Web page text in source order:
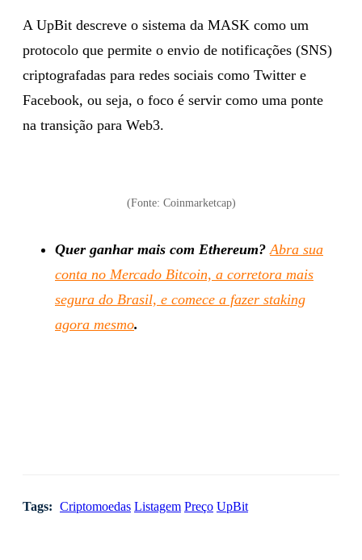
A UpBit descreve o sistema da MASK como um
protocolo que permite o envio de notificações (SNS)
criptografadas para redes sociais como Twitter e
Facebook, ou seja, o foco é servir como uma ponte
na transição para Web3.
(Fonte: Coinmarketcap)
Quer ganhar mais com Ethereum? Abra sua
conta no Mercado Bitcoin, a corretora mais
segura do Brasil, e comece a fazer staking
agora mesmo.
Tags: Criptomoedas Listagem Preço UpBit